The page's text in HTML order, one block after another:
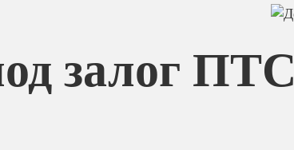
залог ПТС